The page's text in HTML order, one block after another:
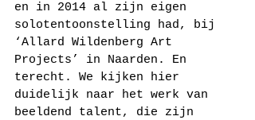
en in 2014 al zijn eigen
solotentoonstelling had, bij
‘Allard Wildenberg Art
Projects’ in Naarden. En
terecht. We kijken hier
duidelijk naar het werk van
beeldend talent, die zijn